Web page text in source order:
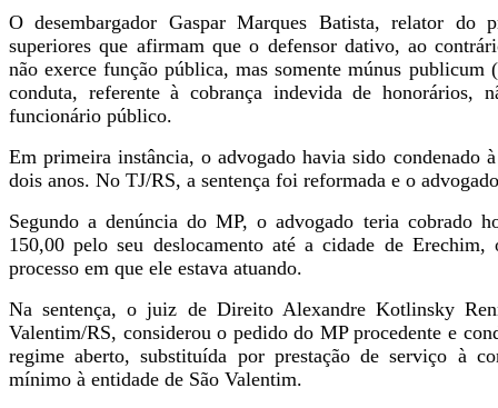
O desembargador Gaspar Marques Batista, relator do
superiores que afirmam que o defensor dativo, ao
não exerce função pública, mas somente múnus publicum
conduta, referente à cobrança indevida de honorários,
funcionário público.
Em primeira instância, o advogado havia sido condenado
dois anos. No TJ/RS, a sentença foi reformada e o
Segundo a denúncia do MP, o advogado teria cobrado
150,00 pelo seu deslocamento até a cidade de Erechim,
processo em que ele estava atuando.
Na sentença, o juiz de Direito Alexandre Kotlinsky
Valentim/RS, considerou o pedido do MP procedente e
regime aberto, substituída por prestação de serviço à
mínimo à entidade de São Valentim.